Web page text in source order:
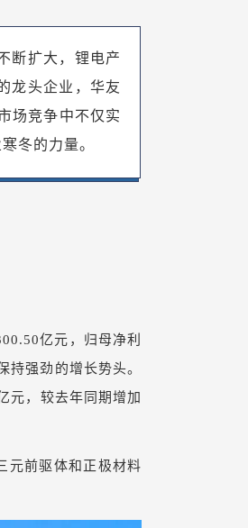
断扩大，锂电产
龙头企业，华友
场竞争中不仅实
冬的力量。
亿元，归母净利
强劲的增长势头。
元，较去年同期增加
元前驱体和正极材料